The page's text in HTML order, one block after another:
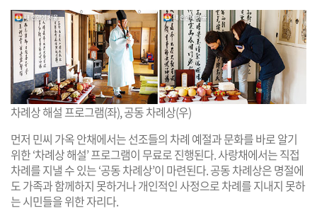
차례상 해설 프로그램(좌), 공동 차례상(우)
먼저 민씨 가옥 안채에서는 선조들의 차례 예절과 문화를 바로 알기
위한 ‘차례상 해설’ 프로그램이 무료로 진행된다. 사랑채에서는 직접
차례를 지낼 수 있는 ‘공동 차례상’이 마련된다. 공동 차례상은 명절에
도 가족과 함께하지 못하거나 개인적인 사정으로 차례를 지내지 못하
는 시민들을 위한 자리다.